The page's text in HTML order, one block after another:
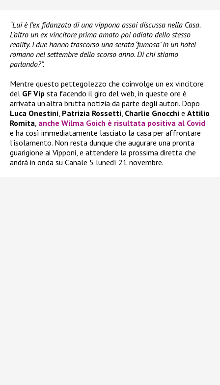
“Lui è l’ex fidanzato di una vippona assai discussa nella Casa.
L’altro un ex vincitore prima amato poi odiato dello stesso
reality. I due hanno trascorso una serata ‘fumosa’ in un hotel
romano nel settembre dello scorso anno. Di chi stiamo
parlando?”.
Mentre questo pettegolezzo che coinvolge un ex vincitore
del GF Vip sta facendo il giro del web, in queste ore è
arrivata un’altra brutta notizia da parte degli autori. Dopo
Luca Onestini, Patrizia Rossetti, Charlie Gnocchi e Attilio
Romita, anche Wilma Goich è risultata positiva al Covid
e ha così immediatamente lasciato la casa per affrontare
l’isolamento. Non resta dunque che augurare una pronta
guarigione ai Vipponi, e attendere la prossima diretta che
andrà in onda su Canale 5 lunedì 21 novembre.